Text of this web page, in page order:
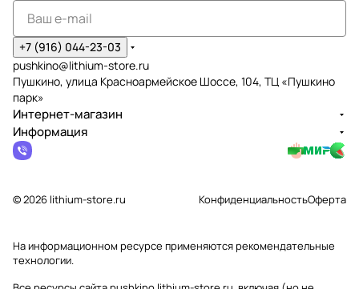
+7 (916) 044-23-03
pushkino@lithium-store.ru
Пушкино, улица Красноармейское Шоссе, 104, ТЦ «Пушкино
парк»
Интернет-магазин
Информация
© 2026 lithium-store.ru КонфиденциальностьОферта
На информационном ресурсе применяютсярекомендательные
технологии.